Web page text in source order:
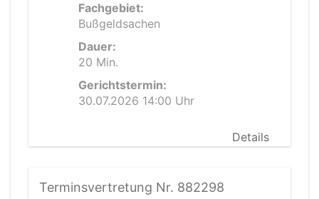
Fachgebiet:
Bußgeldsachen
Dauer:
20 Min.
Gerichtstermin:
30.07.2026 14:00 Uhr
Details
Terminsvertretung Nr. 882298